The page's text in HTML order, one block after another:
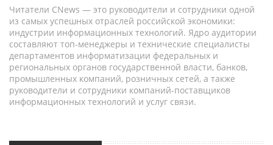
Читатели CNews — это руководители и сотрудники одной
из самых успешных отраслей российской экономики:
индустрии информационных технологий. Ядро аудитории
составляют топ-менеджеры и технические специалисты
департаментов информатизации федеральных и
региональных органов государственной власти, банков,
промышленных компаний, розничных сетей, а также
руководители и сотрудники компаний-поставщиков
информационных технологий и услуг связи.